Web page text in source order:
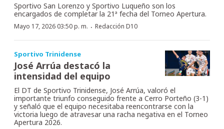
Sportivo San Lorenzo y Sportivo Luqueño son los
encargados de completar la 21ª fecha del Torneo Apertura.
Mayo 17, 2026 03:50 p. m. · Redacción D10
Sportivo Trinidense
José Arrúa destacó la
intensidad del equipo
El DT de Sportivo Trinidense, José Arrúa, valoró el
importante triunfo conseguido frente a Cerro Porteño (3-1)
y señaló que el equipo necesitaba reencontrarse con la
victoria luego de atravesar una racha negativa en el Torneo
Apertura 2026.